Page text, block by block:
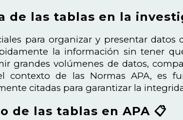
de las tablas en la
para organizar y presentar datos
la información sin tener
grandes volúmenes de datos,
contexto de las Normas APA, es
citadas para garantizar la
de las tablas en APA 📋